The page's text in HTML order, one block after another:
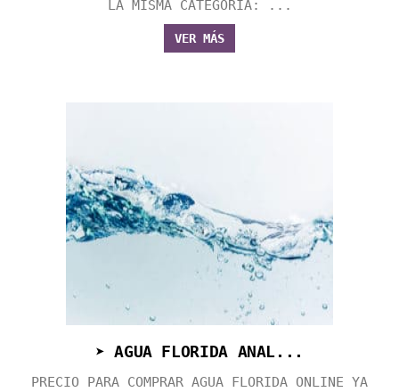
LA MISMA CATEGORÍA: ...
VER MÁS
➤ AGUA FLORIDA ANAL...
PRECIO PARA COMPRAR AGUA FLORIDA ONLINE YA